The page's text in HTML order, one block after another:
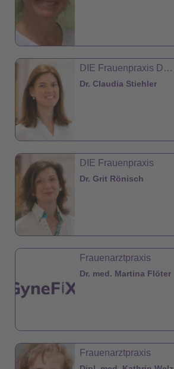
DIE Frauenpraxis Dresden
Dr. Claudia Stiehler
DIE Frauenpraxis
Dr. Grit Rönisch
Frauenarztpraxis
Dr. med. Martina Flöter
Frauenarztpraxis